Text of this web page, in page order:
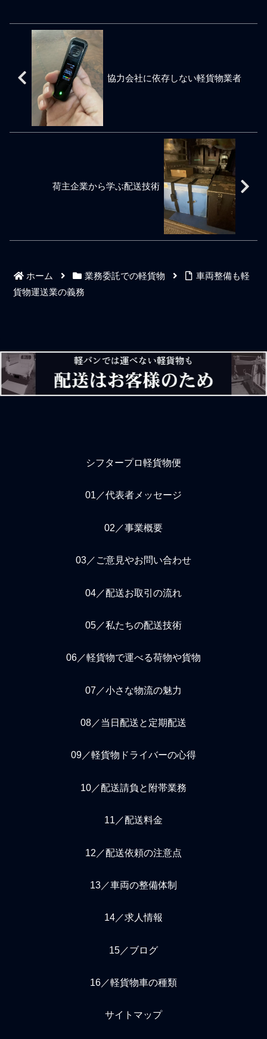
未満、アルバイト以上社員
未満といった、といった立
ち位置とも言えよう。メー
カーや販売会社など商品の
製造や販売を主体とする荷
主企業は経営規模が小さけ
れば小さいほど丸投げ的な
物流のアウトソーシングは
すべきでないと私は考えて
いる。どんなに業績が好調
い。敏感に感じ取らなけれ
分だけは割りの良い仕事を
路である。軽貨物運送事業
に尽くすことである。お金
儲けがしたくて軽貨物運送
業界で仕事をしている軽貨
物会社の社長が多いとは思
うが、お金よりも信頼を稼
ぐために仕事をするスタ
る軽貨物配送の仕事や現場
では不思議と嫌な人は1人も
いません。こういったこと
は当たり前のことのようで
当たり前のことではないの
でラッキーなことだと感じ
ます。私は街の便利な運送
屋さんになることをベース
とゴールにしていることか
らも、好き嫌いで物事の判
いった方針は千葉県で腐る
一般個人のお客様から配送
業務の仕事を直接頂いた
り、場合によっては取引先
から配送の仕事をアンダー
つ、特定のクライアントに
絞り混んで武器になれるよ
うな仕事っぷりを鍛えなが
ら営業基盤と事業基盤を固
イルを継続する、配送技能
と配送知識を向上させるス
レギュラーに動じないスタ
イルを継続する、こういっ
た継続力の必要性を理解し
た仕事っぷりができれば仕
事上のミスは自然とゼロ化
しクライアントに信頼され
るドライバーへと成長す
る。継続は才能であるが、
継続したくても継続するチ
ャンスを失えば継続はでき
ない。仕事人生には運不運
であり企業規模を問わずに
ていくべきだろう。ニュー
トラルを維持した順応力で
ある。我が国でも産業革命
によって船や鉄道といった
協力会社に依存しない軽貨物業者
荷主企業から学ぶ配送技術
ホーム 業務委託での軽貨物
車両整備も軽
貨物運送業の義務
シフタープロ軽貨物便
01／代表者メッセージ
02／事業概要
03／ご意見やお問い合わせ
04／配送お取引の流れ
05／私たちの配送技術
06／軽貨物で運べる荷物や貨物
07／小さな物流の魅力
08／当日配送と定期配送
09／軽貨物ドライバーの心得
10／配送請負と附帯業務
11／配送料金
12／配送依頼の注意点
13／車両の整備体制
14／求人情報
15／ブログ
16／軽貨物車の種類
サイトマップ